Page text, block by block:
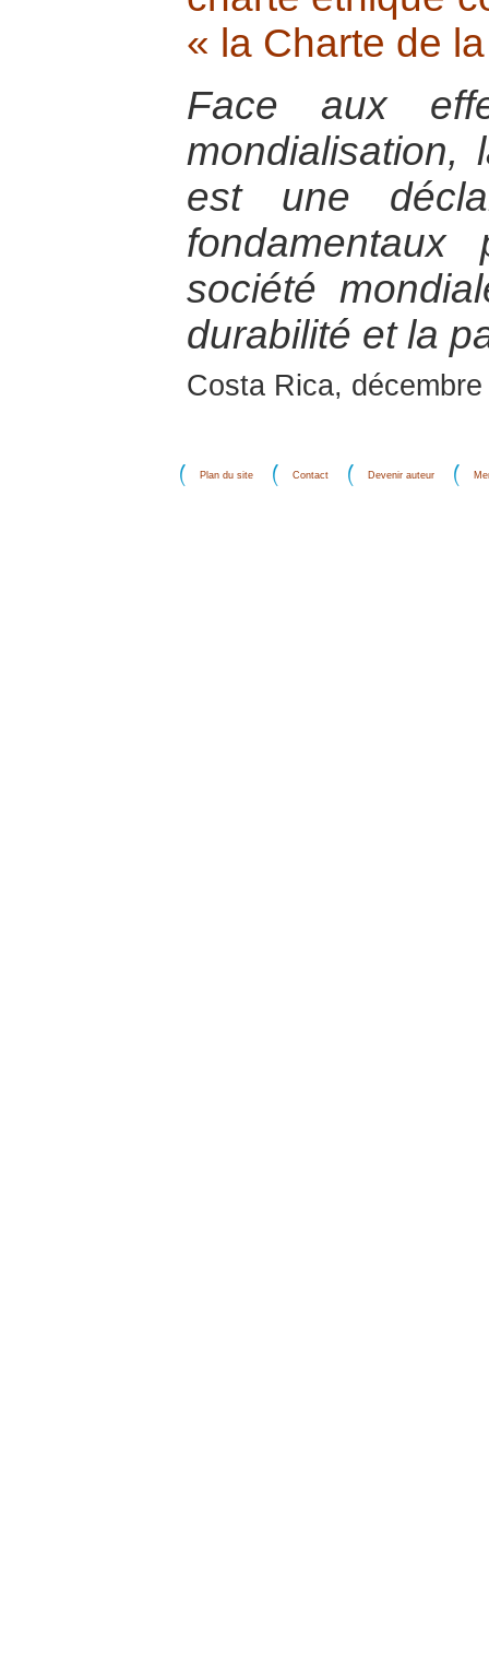
« la Charte de
Face aux
mondialisation,
est une
société
durabilité et la
Costa Rica,
Plan du site Contact Devenir auteur